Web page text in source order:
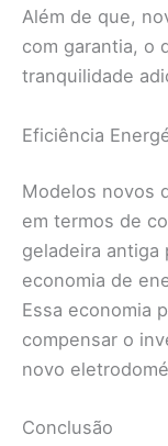
Além de que,
com garantia, o
tranquilidade
Eficiência
Modelos novos
em termos de
geladeira antiga
economia de
Essa economia
compensar o
novo
Conclusão